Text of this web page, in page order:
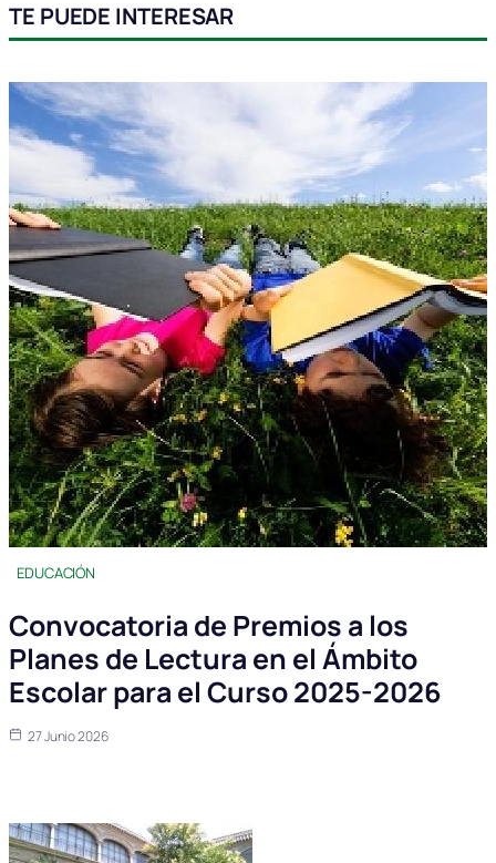
TE PUEDE INTERESAR
EDUCACIÓN
Convocatoria de Premios a los
Planes de Lectura en el Ámbito
Escolar para el Curso 2025-2026
27 Junio 2026